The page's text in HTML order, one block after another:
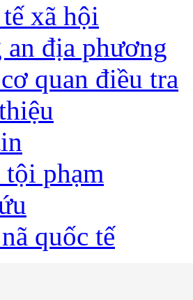
xã hội
an địa phương
quan điều tra
phạm
quốc tế